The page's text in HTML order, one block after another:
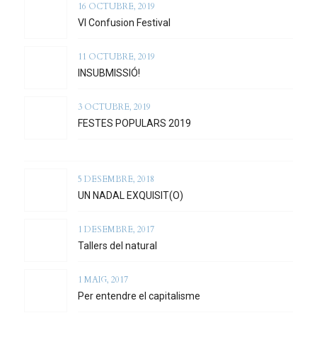
16 OCTUBRE, 2019
VI Confusion Festival
11 OCTUBRE, 2019
INSUBMISSIÓ!
3 OCTUBRE, 2019
FESTES POPULARS 2019
5 DESEMBRE, 2018
UN NADAL EXQUISIT(O)
1 DESEMBRE, 2017
Tallers del natural
1 MAIG, 2017
Per entendre el capitalisme